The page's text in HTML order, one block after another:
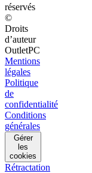
réservés
©
Droits
d’auteur
OutletPC
Mentions
légales
Politique
de
confidentialité
Conditions
générales
Gérer
les
cookies
Rétractation